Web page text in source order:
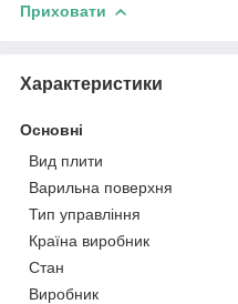
Приховати
Характеристики
Основні
Вид плити
Варильна поверхня
Тип управління
Країна виробник
Стан
Виробник